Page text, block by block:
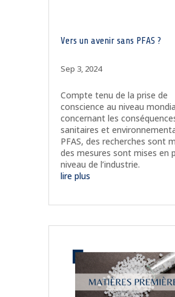
Vers un avenir sans PFAS ?
Sep 3, 2024
Compte tenu de la prise de
conscience au niveau
concernant les
sanitaires et
PFAS, des recherches sont
des mesures sont mises en
niveau de l’industrie.
lire plus